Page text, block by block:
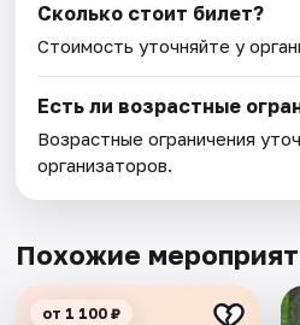
Сколько стоит билет?
Стоимость уточняйте у
Есть ли возрастные
Возрастные ограничения
организаторов.
Похожие
от 1 100 ₽